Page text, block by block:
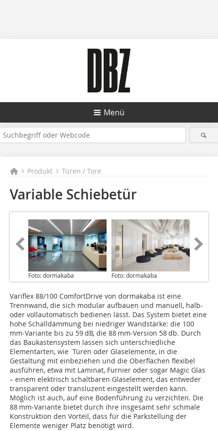
Menü
Produkt Türen / Tore
Variable Schiebetür
Foto: dormakaba Foto: dormakaba
Variflex 88/100 ComfortDrive von dormakaba ist eine
Trennwand, die sich modular aufbauen und manuell, halb-
oder vollautomatisch bedienen lässt. Das System bietet eine
hohe Schalldämmung bei niedriger Wandstärke: die 100
mm-Variante bis zu 59 dB, die 88 mm-Version 58 db. Durch
das Baukastensystem lassen sich unterschiedliche
Elementarten, wie Türen oder Glaselemente, in die
Gestaltung mit einbeziehen und die Oberflächen flexibel
ausführen, etwa mit Laminat, Furnier oder sogar Magic Glas
– einem elektrisch schaltbaren Glaselement, das entweder
transparent oder transluzent eingestellt werden kann.
Möglich ist auch, auf eine Bodenführung zu verzichten. Die
88 mm-Variante bietet durch ihre insgesamt sehr schmale
Konstruktion den Vorteil, dass für die Parkstellung der
Elemente weniger Platz benötigt wird.